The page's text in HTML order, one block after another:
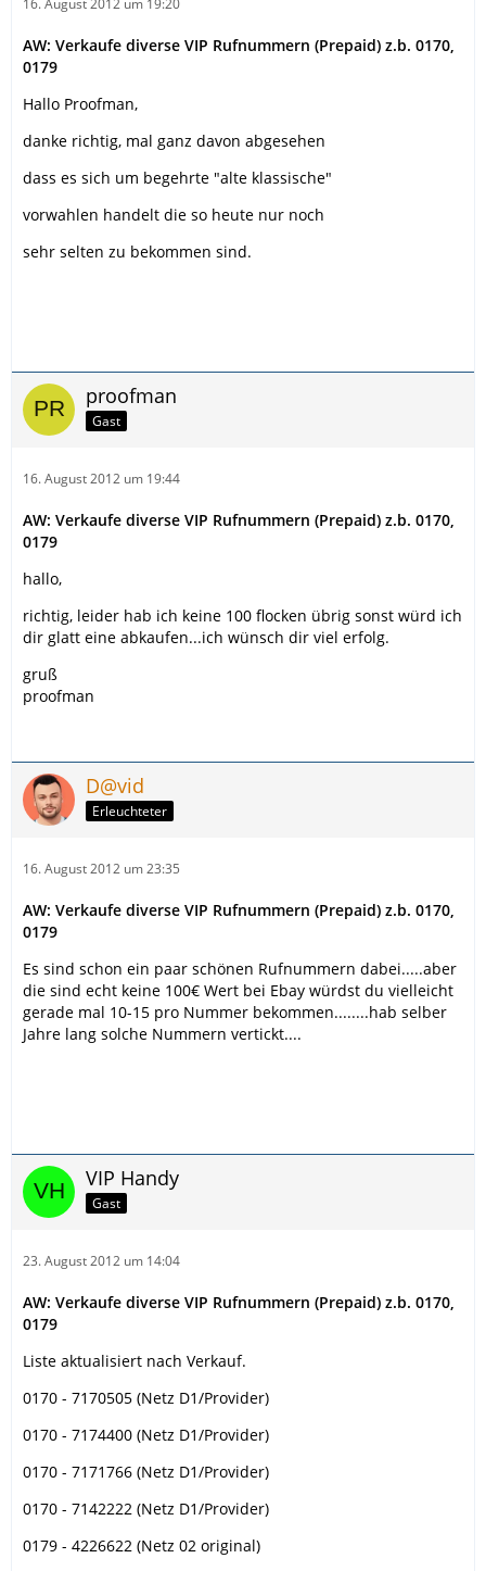
16. August 2012 um 19:20
AW: Verkaufe diverse VIP Rufnummern (Prepaid) z.b. 0170,
0179
Hallo Proofman,
danke richtig, mal ganz davon abgesehen
dass es sich um begehrte "alte klassische"
vorwahlen handelt die so heute nur noch
sehr selten zu bekommen sind.
proofman
Gast
16. August 2012 um 19:44
AW: Verkaufe diverse VIP Rufnummern (Prepaid) z.b. 0170,
0179
hallo,
richtig, leider hab ich keine 100 flocken übrig sonst würd ich
dir glatt eine abkaufen...ich wünsch dir viel erfolg.
gruß
proofman
D@vid
Erleuchteter
16. August 2012 um 23:35
AW: Verkaufe diverse VIP Rufnummern (Prepaid) z.b. 0170,
0179
Es sind schon ein paar schönen Rufnummern dabei.....aber
die sind echt keine 100€ Wert bei Ebay würdst du vielleicht
gerade mal 10-15 pro Nummer bekommen........hab selber
Jahre lang solche Nummern vertickt....
VIP Handy
Gast
23. August 2012 um 14:04
AW: Verkaufe diverse VIP Rufnummern (Prepaid) z.b. 0170,
0179
Liste aktualisiert nach Verkauf.
0170 - 7170505 (Netz D1/Provider)
0170 - 7174400 (Netz D1/Provider)
0170 - 7171766 (Netz D1/Provider)
0170 - 7142222 (Netz D1/Provider)
0179 - 4226622 (Netz 02 original)